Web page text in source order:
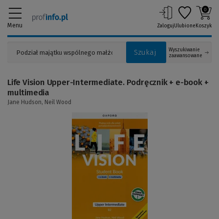
Menu
Szukaj
Wyszukiwanie
zaawansowane
ZalogujUlubione
0
Koszyk
Life Vision Upper-Intermediate. Podręcznik + e-book +
multimedia
Jane Hudson, Neil Wood